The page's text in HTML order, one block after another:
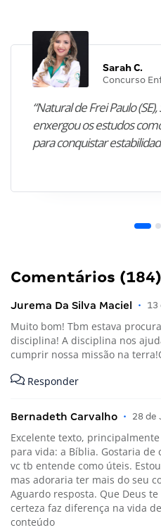
Sarah C.
Concurso
“Natural de Frei Paulo
enxergou os estudos
para conquistar
Comentários (184)
Jurema Da Silva Maciel • 13
Muito bom! Tbm estava
disciplina! A disciplina nos
cumprir nossa missão na
Responder
Bernadeth Carvalho • 28 de
Excelente texto,
para vida: a Bíblia. Gostaria
vc tb entende como úteis.
mas adoraria ter mais do seu
Aguardo resposta. Que Deus
certeza faz diferença na vida
conteúdo